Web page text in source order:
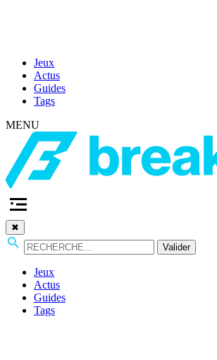
Jeux
Actus
Guides
Tags
MENU
✖
Valider
Jeux
Actus
Guides
Tags